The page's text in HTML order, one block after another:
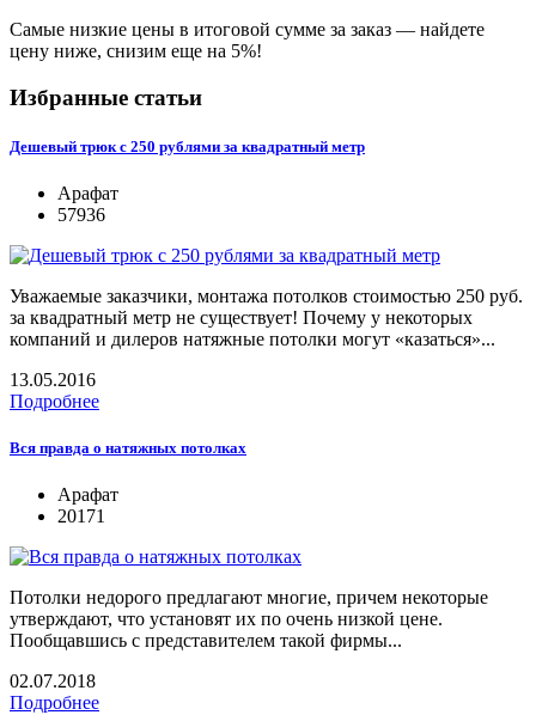
Самые низкие цены в итоговой сумме за заказ — найдете
цену ниже, снизим еще на 5%!
Избранные статьи
Дешевый трюк с 250 рублями за квадратный метр
Арафат
57936
Уважаемые заказчики, монтажа потолков стоимостью 250 руб.
за квадратный метр не существует! Почему у некоторых
компаний и дилеров натяжные потолки могут «казаться»...
13.05.2016
Подробнее
Вся правда о натяжных потолках
Арафат
20171
Потолки недорого предлагают многие, причем некоторые
утверждают, что установят их по очень низкой цене.
Пообщавшись с представителем такой фирмы...
02.07.2018
Подробнее